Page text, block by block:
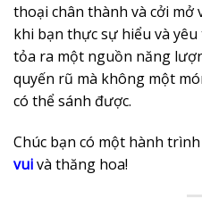
thoại chân thành và cởi mở
khi bạn thực sự hiểu và
tỏa ra một nguồn năng
quyến rũ mà không một
có thể sánh được.
Chúc bạn có một hành
vuivà thăng hoa!